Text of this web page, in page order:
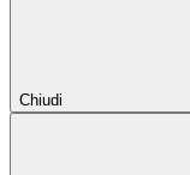
Chiudi